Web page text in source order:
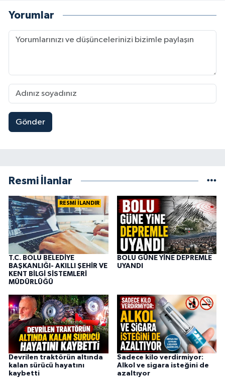
Yorumlar
Gönder
Resmi İlanlar
RESMİ İLANDIR
T.C. BOLU BELEDİYE
BAŞKANLIĞI- AKILLI ŞEHİR VE
KENT BİLGİ SİSTEMLERİ
MÜDÜRLÜĞÜ
BOLU GÜNE YİNE DEPREMLE
UYANDI
Devrilen traktörün altında
kalan sürücü hayatını
kaybetti
Sadece kilo verdirmiyor:
Alkol ve sigara isteğini de
azaltıyor